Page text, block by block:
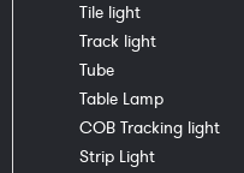
Tile light
Track light
Tube
Table Lamp
COB Tracking light
Strip Light